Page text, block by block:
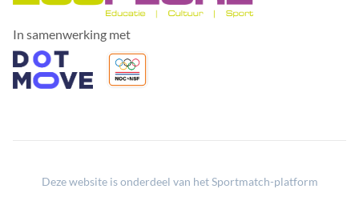
In samenwerking met
Deze website is onderdeel van het Sportmatch-platform